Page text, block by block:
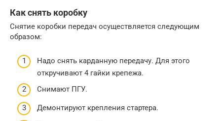
Как снять коробку
Снятие коробки передач осуществляется следующим
образом:
Надо снять карданную передачу. Для этого
откручивают 4 гайки крепежа.
Снимают ПГУ.
Демонтируют крепления стартера.